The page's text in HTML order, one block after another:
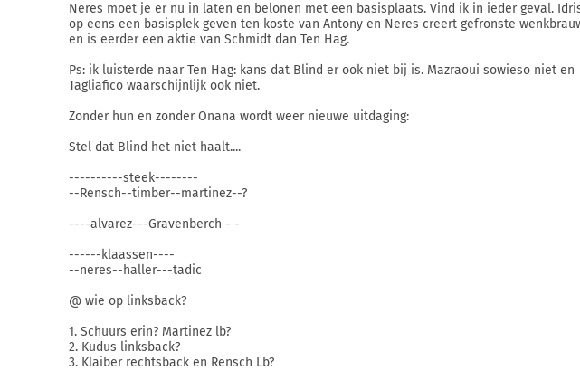
Neres moet je er nu in laten en belonen met een basisplaats. Vind ik in ieder geval.
op eens een basisplek geven ten koste van Antony en Neres creert gefronste
en is eerder een aktie van Schmidt dan Ten Hag.
Ps: ik luisterde naar Ten Hag: kans dat Blind er ook niet bij is. Mazraoui sowieso niet en
Tagliafico waarschijnlijk ook niet.
Zonder hun en zonder Onana wordt weer nieuwe uitdaging:
Stel dat Blind het niet haalt....
----------steek--------
--Rensch--timber--martinez--?
----alvarez---Gravenberch - -
------klaassen----
--neres--haller---tadic
@ wie op linksback?
1. Schuurs erin? Martinez lb?
2. Kudus linksback?
3. Klaiber rechtsback en Rensch Lb?